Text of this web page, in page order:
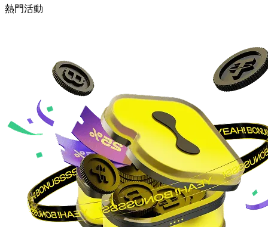
熱門活動